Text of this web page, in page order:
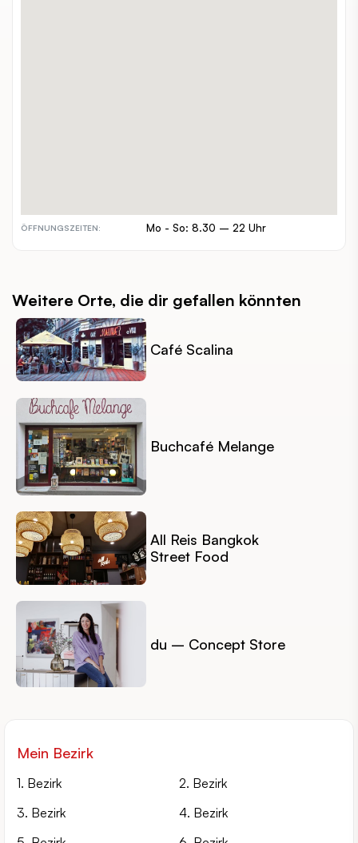
ÖFFNUNGSZEITEN: Mo - So: 8.30 – 22 Uhr
Weitere Orte, die dir gefallen könnten
Café Scalina
Buchcafé Melange
All Reis Bangkok
Street Food
du – Concept Store
Mein Bezirk
1. Bezirk
2. Bezirk
3. Bezirk
4. Bezirk